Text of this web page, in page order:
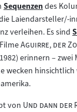
Zum
Inhalt:
Sequenzendes
Laiendarsteller/-
verleihen. Es sind
"
Aguirre, der
erinnern –
wecken
von "Und dann der